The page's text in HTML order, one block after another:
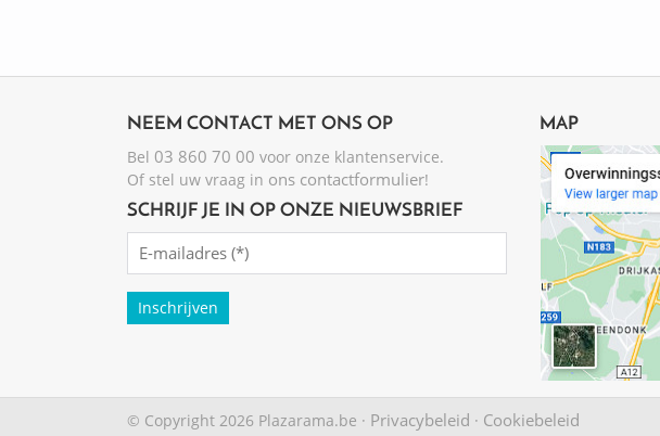
NEEM CONTACT MET ONS OP
Bel 03 860 70 00 voor onze klantenservice.
Of stel uw vraag in ons contactformulier!
SCHRIJF JE IN OP ONZE NIEUWSBRIEF
Emailadres
MAP
© Copyright 2026 Plazarama.be · Privacybeleid · Cookiebeleid